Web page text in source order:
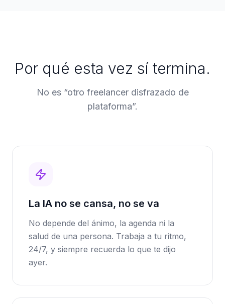
Por qué esta vez sí termina.
No es “otro freelancer disfrazado de
plataforma”.
La IA no se cansa, no se va
No depende del ánimo, la agenda ni la
salud de una persona. Trabaja a tu ritmo,
24/7, y siempre recuerda lo que te dijo
ayer.